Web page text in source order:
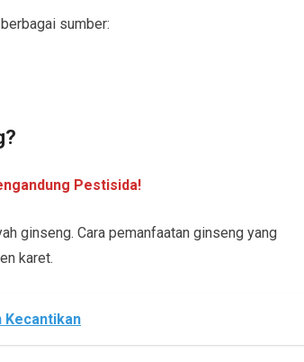
sumber:
Pestisida!
ginseng. Cara pemanfaatan ginseng yang
karet.
Kecantikan